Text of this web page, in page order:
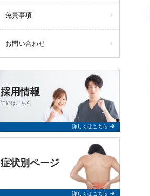
免責事項
お問い合わせ
採用情報
詳細はこちら
詳しくはこちら arrow_forward
症状別ページ
詳しくはこちら arrow_forward